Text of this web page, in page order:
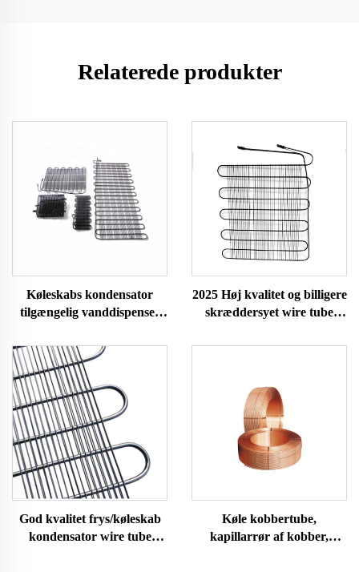
Relaterede produkter
Køleskabs kondensator
tilgængelig vanddispenser
2025 Høj kvalitet og billigere
skræddersyet wire tube
korrosionsbestandighed til
God kvalitet frys/køleskab
kondensator wire tube
Køle kobbertube,
kapillarrør af kobber,